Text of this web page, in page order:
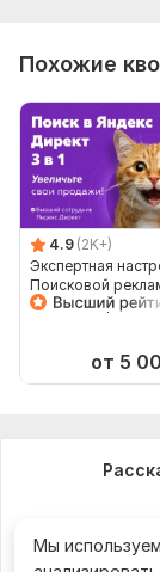
Похожие
4.9 (2K+)
Экспертная
Поисковой
Яндекс Директ 3 в
от 5
Мы